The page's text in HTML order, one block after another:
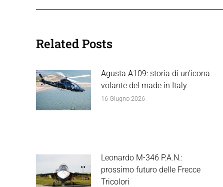
Related Posts
Agusta A109: storia di un’icona
volante del made in Italy
16 Giugno 2026
Leonardo M-346 P.A.N.:
prossimo futuro delle Frecce
Tricolori